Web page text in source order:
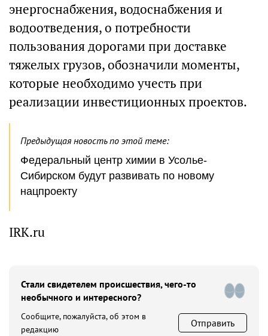
энергоснабжения, водоснабжения и
водоотведения, о потребности
пользования дорогами при доставке
тяжелых грузов, обозначили моменты,
которые необходимо учесть при
реализации инвестиционных проектов.
Предыдущая новость по этой теме:
Федеральный центр химии в Усолье-
Сибирском будут развивать по новому
нацпроекту
IRK.ru
Стали свидетелем происшествия, чего-то
необычного и интересного?
Сообщите, пожалуйста, об этом в
редакцию
Отправить